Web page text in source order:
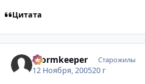
Цитата
Wormkeeper Старожилы
12 Ноября, 200520 г